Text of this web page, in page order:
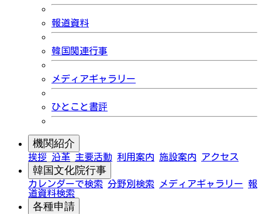
報道資料
韓国関連行事
メディアギャラリー
ひとこと書評
機関紹介
挨拶 沿革 主要活動 利用案内 施設案内 アクセス
韓国文化院行事
カレンダーで検索 分野別検索 メディアギャラリー 報
道資料検索
各種申請